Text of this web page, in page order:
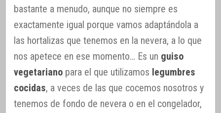
bastante a menudo, aunque no siempre es
exactamente igual porque vamos adaptándola a
las hortalizas que tenemos en la nevera, a lo que
nos apetece en ese momento… Es un guiso
vegetariano para el que utilizamos legumbres
cocidas, a veces de las que cocemos nosotros y
tenemos de fondo de nevera o en el congelador,